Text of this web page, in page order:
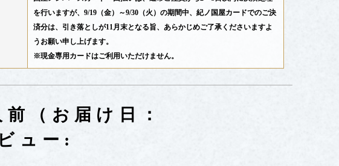
を行いますが、9/19（金）～9/30（火）の期間中、紀ノ国屋カードでのご決
済分は、引き落としが11月末となる旨、あらかじめご了承くださいますよ
うお願い申し上げます。
※現金専用カードはご利用いただけません。
（お届け日：
ュー: